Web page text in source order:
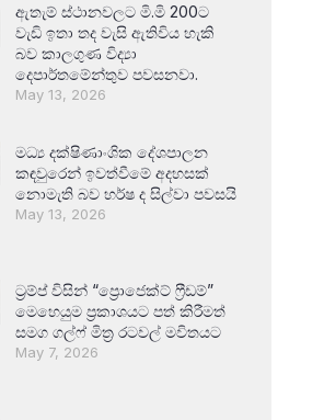
ඇතැම් ස්ථානවලට මි.මි 200ට
වැඩි ඉතා තද වැසි ඇතිවිය හැකි
බව කාලගුණ විද්‍යා
දෙපාර්තමේන්තුව පවසනවා.
May 13, 2026
මධ්‍ය දක්ෂිණාංශික දේශපාලන
කඳවුරෙන් ඉවත්වීමේ අදහසක්
නොමැති බව හර්ෂ ද සිල්වා පවසයි
May 13, 2026
ට්‍රම්ප් විසින් “ප්‍රොජෙක්ට් ෆ්‍රීඩම්”
මෙහෙයුම ප්‍රකාශයට පත් කිරීමත්
සමග ගල්ෆ් මිත්‍ර රටවල් මවිතයට
May 7, 2026